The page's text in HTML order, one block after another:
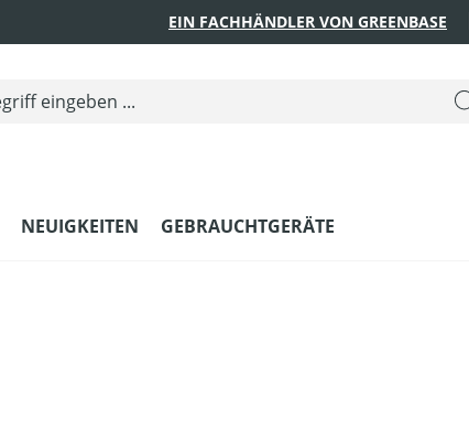
EIN FACHHÄNDLER VON GREENBASE
NEUIGKEITEN GEBRAUCHTGERÄTE